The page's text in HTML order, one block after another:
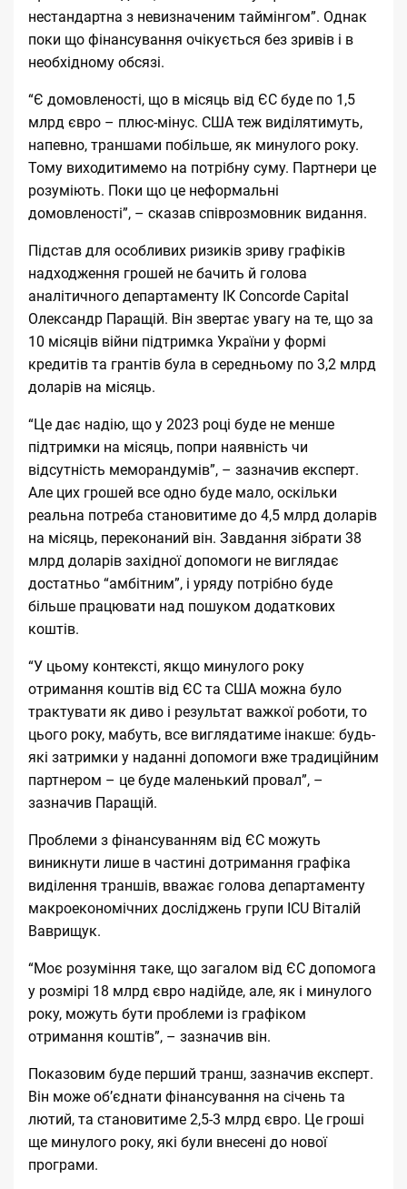
нестандартна з невизначеним таймінгом”. Однак
поки що фінансування очікується без зривів і в
необхідному обсязі.
“Є домовленості, що в місяць від ЄС буде по 1,5
млрд євро – плюс-мінус. США теж виділятимуть,
напевно, траншами побільше, як минулого року.
Тому виходитимемо на потрібну суму. Партнери це
розуміють. Поки що це неформальні
домовленості”, – сказав співрозмовник видання.
Підстав для особливих ризиків зриву графіків
надходження грошей не бачить й голова
аналітичного департаменту ІК Concorde Capital
Олександр Паращій. Він звертає увагу на те, що за
10 місяців війни підтримка України у формі
кредитів та грантів була в середньому по 3,2 млрд
доларів на місяць.
“Це дає надію, що у 2023 році буде не менше
підтримки на місяць, попри наявність чи
відсутність меморандумів”, – зазначив експерт.
Але цих грошей все одно буде мало, оскільки
реальна потреба становитиме до 4,5 млрд доларів
на місяць, переконаний він. Завдання зібрати 38
млрд доларів західної допомоги не виглядає
достатньо “амбітним”, і уряду потрібно буде
більше працювати над пошуком додаткових
коштів.
“У цьому контексті, якщо минулого року
отримання коштів від ЄС та США можна було
трактувати як диво і результат важкої роботи, то
цього року, мабуть, все виглядатиме інакше: будь-
які затримки у наданні допомоги вже традиційним
партнером – це буде маленький провал”, –
зазначив Паращій.
Проблеми з фінансуванням від ЄС можуть
виникнути лише в частині дотримання графіка
виділення траншів, вважає голова департаменту
макроекономічних досліджень групи ICU Віталій
Ваврищук.
“Моє розуміння таке, що загалом від ЄС допомога
у розмірі 18 млрд євро надійде, але, як і минулого
року, можуть бути проблеми із графіком
отримання коштів”, – зазначив він.
Показовим буде перший транш, зазначив експерт.
Він може об’єднати фінансування на січень та
лютий, та становитиме 2,5-3 млрд євро. Це гроші
ще минулого року, які були внесені до нової
програми.